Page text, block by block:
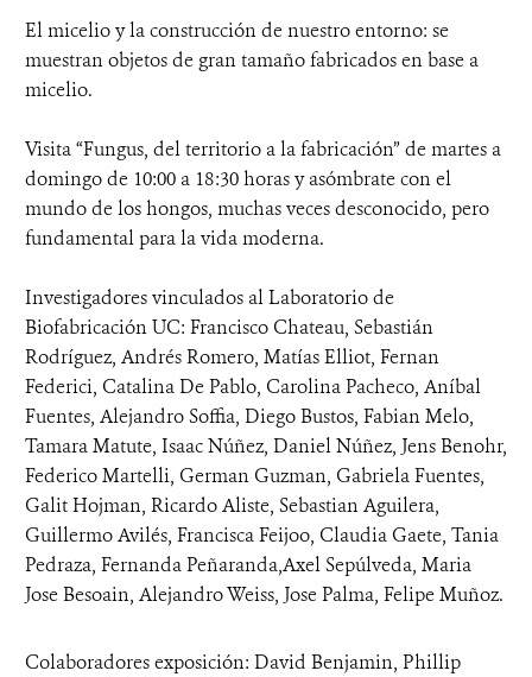
El micelio y la construcción de nuestro entorno: se
muestran objetos de gran tamaño fabricados en base a
micelio.
Visita “Fungus, del territorio a la fabricación” de martes a
domingo de 10:00 a 18:30 horas y asómbrate con el
mundo de los hongos, muchas veces desconocido, pero
fundamental para la vida moderna.
Investigadores vinculados al Laboratorio de
Biofabricación UC: Francisco Chateau, Sebastián
Rodríguez, Andrés Romero, Matías Elliot, Fernan
Federici, Catalina De Pablo, Carolina Pacheco, Aníbal
Fuentes, Alejandro Soffia, Diego Bustos, Fabian Melo,
Tamara Matute, Isaac Núñez, Daniel Núñez, Jens Benohr,
Federico Martelli, German Guzman, Gabriela Fuentes,
Galit Hojman, Ricardo Aliste, Sebastian Aguilera,
Guillermo Avilés, Francisca Feijoo, Claudia Gaete, Tania
Pedraza, Fernanda Peñaranda,Axel Sepúlveda, Maria
Jose Besoain, Alejandro Weiss, Jose Palma, Felipe Muñoz.
Colaboradores exposición: David Benjamin, Phillip